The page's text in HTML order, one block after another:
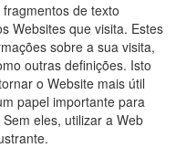
de texto
Websites que visita. Estes
sobre a sua visita,
outras definições. Isto
o Website mais útil
papel importante para
eles, utilizar a Web